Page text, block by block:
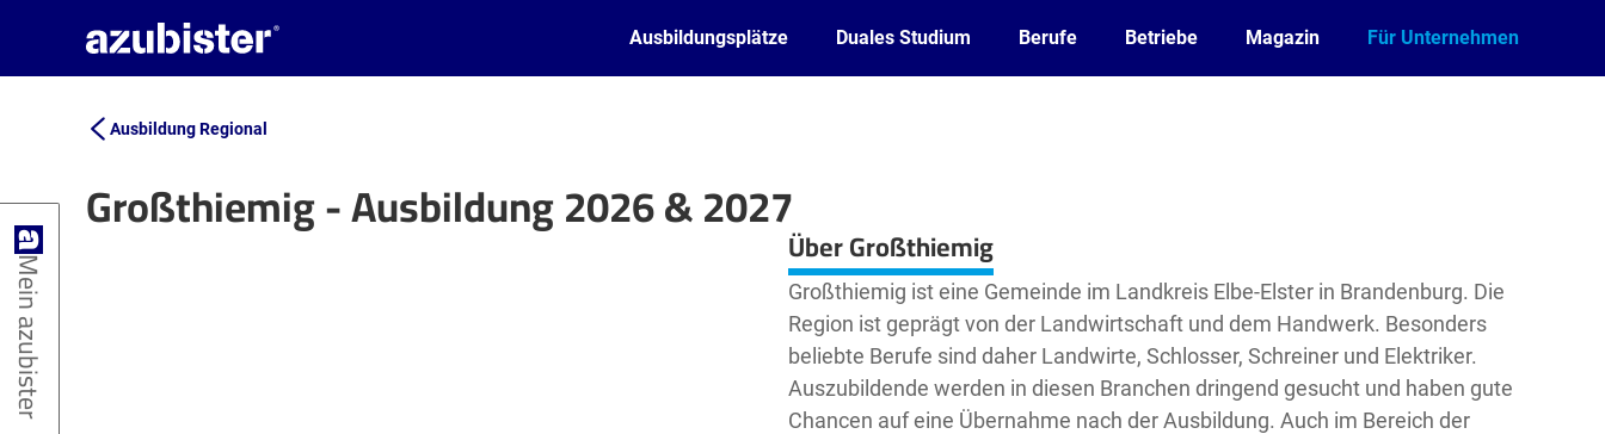
Ausbildungsplätze Duales Studium Berufe Betriebe Magazin Für Unternehmen
Ausbildung Regional
Großthiemig - Ausbildung 2026 & 2027
Leaflet| ©OpenStreetMap2contributors Über Großthiemig
Großthiemig ist eine Gemeinde im Landkreis Elbe-Elster in Brandenburg. Die
Region ist geprägt von der Landwirtschaft und dem Handwerk. Besonders
beliebte Berufe sind daher Landwirte, Schlosser, Schreiner und Elektriker.
Auszubildende werden in diesen Branchen dringend gesucht und haben gute
Chancen auf eine Übernahme nach der Ausbildung. Auch im Bereich der
Mein azubister